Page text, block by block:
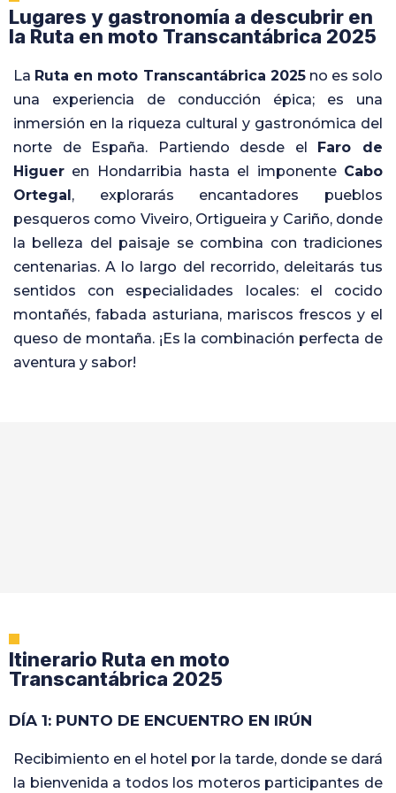
Lugares y gastronomía a descubrir en
la Ruta en moto Transcantábrica 2025
La Ruta en moto Transcantábrica 2025no es solo
una experiencia de conducción épica; es una
inmersión en la riqueza cultural y gastronómica del
norte de España. Partiendo desde el Faro de
Higuer en Hondarribia hasta el imponente Cabo
Ortegal, explorarás encantadores pueblos
pesqueros como Viveiro, Ortigueira y Cariño, donde
la belleza del paisaje se combina con tradiciones
centenarias. A lo largo del recorrido, deleitarás tus
sentidos con especialidades locales: el cocido
montañés, fabada asturiana, mariscos frescos y el
queso de montaña. ¡Es la combinación perfecta de
aventura y sabor!
Itinerario Ruta en moto
Transcantábrica 2025
DÍA 1: PUNTO DE ENCUENTRO EN IRÚN
Recibimiento en el hotel por la tarde, donde se dará
la bienvenida a todos los moteros participantes de